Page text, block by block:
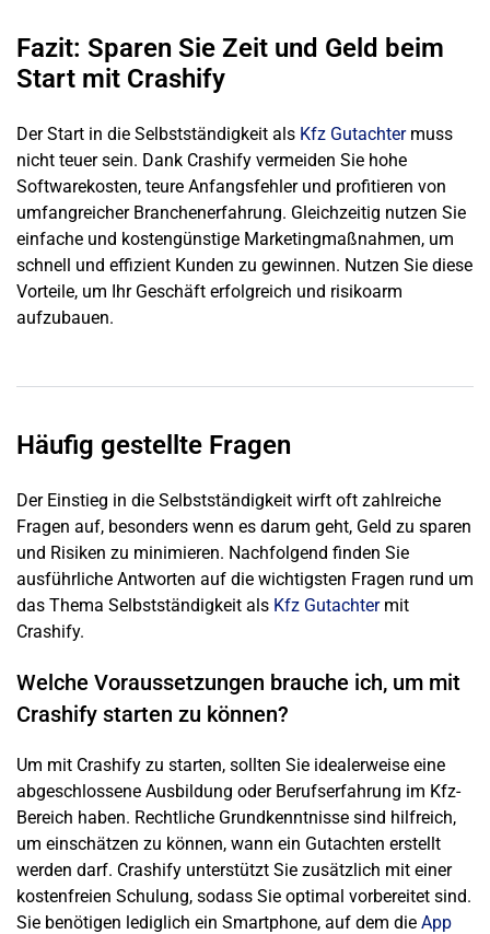
Fazit: Sparen Sie Zeit und Geld beim
Start mit Crashify
Der Start in die Selbstständigkeit als Kfz Gutachtermuss
nicht teuer sein. Dank Crashify vermeiden Sie hohe
Softwarekosten, teure Anfangsfehler und profitieren von
umfangreicher Branchenerfahrung. Gleichzeitig nutzen Sie
einfache und kostengünstige Marketingmaßnahmen, um
schnell und effizient Kunden zu gewinnen. Nutzen Sie diese
Vorteile, um Ihr Geschäft erfolgreich und risikoarm
aufzubauen.
Häufig gestellte Fragen
Der Einstieg in die Selbstständigkeit wirft oft zahlreiche
Fragen auf, besonders wenn es darum geht, Geld zu sparen
und Risiken zu minimieren. Nachfolgend finden Sie
ausführliche Antworten auf die wichtigsten Fragen rund um
das Thema Selbstständigkeit als Kfz Gutachtermit
Crashify.
Welche Voraussetzungen brauche ich, um mit
Crashify starten zu können?
Um mit Crashify zu starten, sollten Sie idealerweise eine
abgeschlossene Ausbildung oder Berufserfahrung im Kfz-
Bereich haben. Rechtliche Grundkenntnisse sind hilfreich,
um einschätzen zu können, wann ein Gutachten erstellt
werden darf. Crashify unterstützt Sie zusätzlich mit einer
kostenfreien Schulung, sodass Sie optimal vorbereitet sind.
Sie benötigen lediglich ein Smartphone, auf dem die App